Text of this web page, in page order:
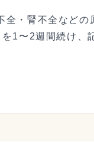
・腎不全などの
1〜2週間続け、